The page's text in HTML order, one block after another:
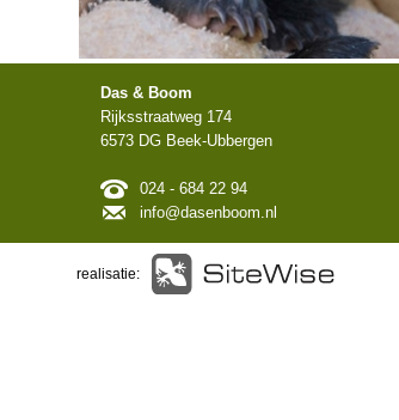
Das & Boom
Rijksstraatweg 174
6573 DG Beek-Ubbergen
024 - 684 22 94
info@dasenboom.nl
realisatie: